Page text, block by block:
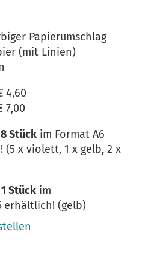
Papierumschlag
(mit Linien)
4,60
7,00
8 Stück im Format A6
(5 x violett, 1 x gelb, 2 x
1 Stück im
erhältlich! (gelb)